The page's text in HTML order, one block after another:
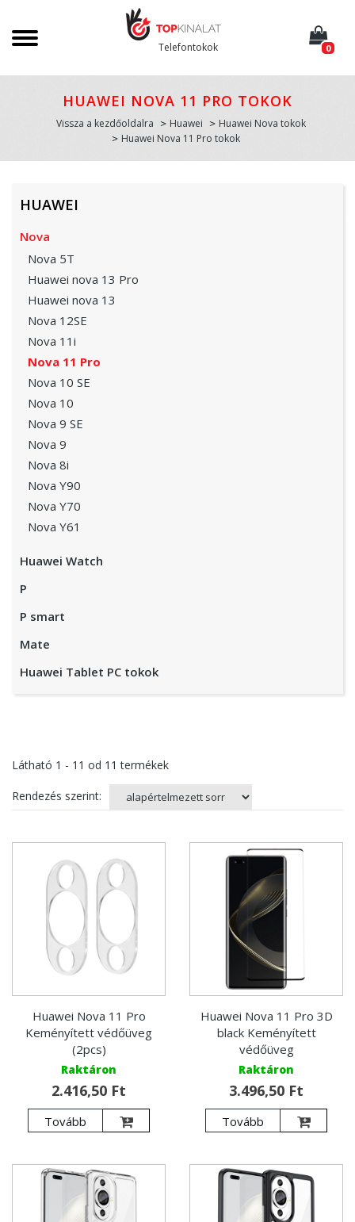
Telefontokok 0
HUAWEI NOVA 11 PRO TOKOK
Vissza a kezdőoldalra Huawei
Huawei Nova tokok
Huawei Nova 11 Pro tokok
HUAWEI
Nova
Nova 5T
Huawei nova 13 Pro
Huawei nova 13
Nova 12SE
Nova 11i
Nova 11 Pro
Nova 10 SE
Nova 10
Nova 9 SE
Nova 9
Nova 8i
Nova Y90
Nova Y70
Nova Y61
Huawei Watch
P
P smart
Mate
Huawei Tablet PC tokok
Látható 1 - 11 od 11 termékek
Rendezés szerint:
Huawei Nova 11 Pro
Keményített védőüveg
(2pcs)
Raktáron
2.416,50 Ft
Tovább
Huawei Nova 11 Pro 3D
black Keményített
védőüveg
Raktáron
3.496,50 Ft
Tovább